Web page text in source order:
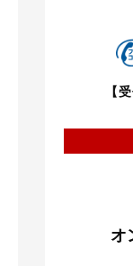
【
オ